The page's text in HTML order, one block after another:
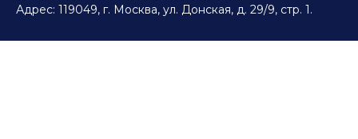
Адрес: 119049, г. Москва, ул. Донская, д. 29/9, стр. 1.